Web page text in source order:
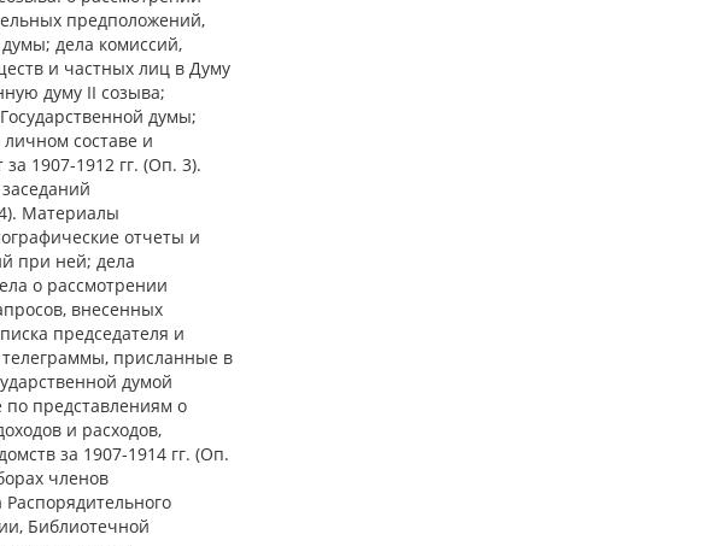
предположений,
дела комиссий,
и частных лиц в Думу
думу II созыва;
думы;
личном составе и
1907-1912 гг. (Оп. 3).
Материалы
отчеты и
при ней; дела
о рассмотрении
внесенных
председателя и
присланные в
думой
по представлениям о
и расходов,
за 1907-1914 гг. (Оп.
членов
Библиотечной